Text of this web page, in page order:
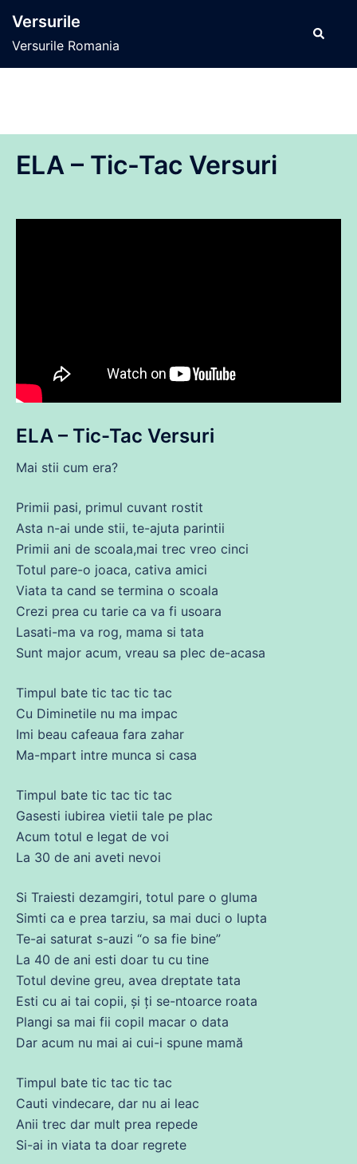
conținut
Versurile
Versurile Romania
Caută
ELA – Tic-Tac Versuri
ELA – Tic-Tac Versuri
Mai stii cum era?
Primii pasi, primul cuvant rostit
Asta n-ai unde stii, te-ajuta parintii
Primii ani de scoala,mai trec vreo cinci
Totul pare-o joaca, cativa amici
Viata ta cand se termina o scoala
Crezi prea cu tarie ca va fi usoara
Lasati-ma va rog, mama si tata
Sunt major acum, vreau sa plec de-acasa
Timpul bate tic tac tic tac
Cu Diminetile nu ma impac
Imi beau cafeaua fara zahar
Ma-mpart intre munca si casa
Timpul bate tic tac tic tac
Gasesti iubirea vietii tale pe plac
Acum totul e legat de voi
La 30 de ani aveti nevoi
Si Traiesti dezamgiri, totul pare o gluma
Simti ca e prea tarziu, sa mai duci o lupta
Te-ai saturat s-auzi “o sa fie bine”
La 40 de ani esti doar tu cu tine
Totul devine greu, avea dreptate tata
Esti cu ai tai copii, și ți se-ntoarce roata
Plangi sa mai fii copil macar o data
Dar acum nu mai ai cui-i spune mamă
Timpul bate tic tac tic tac
Cauti vindecare, dar nu ai leac
Anii trec dar mult prea repede
Si-ai in viata ta doar regrete